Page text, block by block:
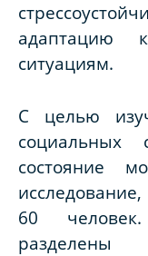
адаптацию
ситуациям.
С целью
социальных
состояние
60